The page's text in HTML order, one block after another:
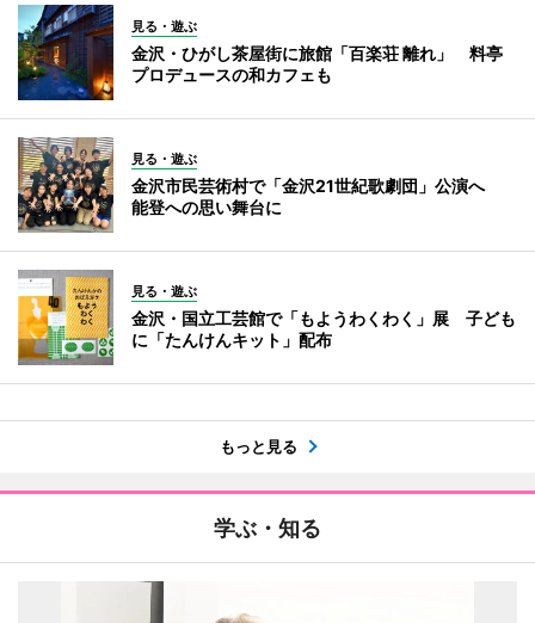
見る・遊ぶ
金沢・ひがし茶屋街に旅館「百楽荘 離れ」 料亭
プロデュースの和カフェも
見る・遊ぶ
金沢市民芸術村で「金沢21世紀歌劇団」公演へ
能登への思い舞台に
見る・遊ぶ
金沢・国立工芸館で「もようわくわく」展 子ども
に「たんけんキット」配布
もっと見る
学ぶ・知る